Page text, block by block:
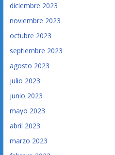
diciembre 2023
noviembre 2023
octubre 2023
septiembre 2023
agosto 2023
julio 2023
junio 2023
mayo 2023
abril 2023
marzo 2023